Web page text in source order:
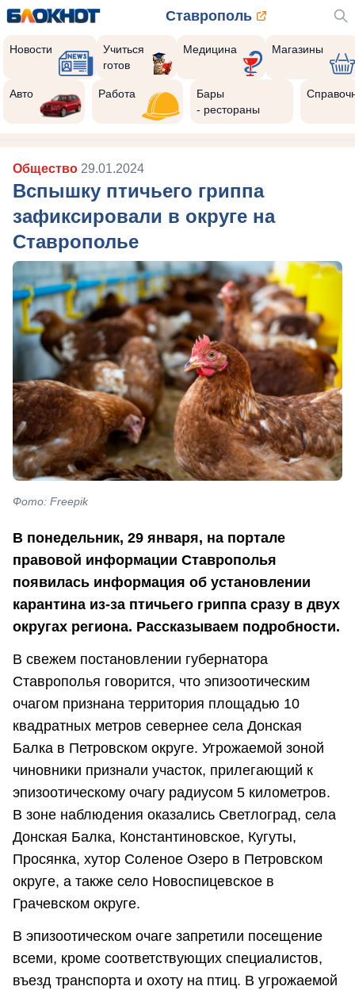
Ставрополь
Новости
Учиться
готов
Медицина Магазины
Авто Работа
Бары
- рестораны
Общество 29.01.2024
Вспышку птичьего гриппа
зафиксировали в округе на
Ставрополье
Фото: Freepik
В понедельник, 29 января, на портале
правовой информации Ставрополья
появилась информация об установлении
карантина из-за птичьего гриппа сразу в двух
округах региона. Рассказываем подробности.
В свежем постановлении губернатора
Ставрополья говорится, что эпизоотическим
очагом признана территория площадью 10
квадратных метров севернее села Донская
Балка в Петровском округе. Угрожаемой зоной
чиновники признали участок, прилегающий к
эпизоотическому очагу радиусом 5 километров.
В зоне наблюдения оказались Светлоград, села
Донская Балка, Константиновское, Кугуты,
Просянка, хутор Соленое Озеро в Петровском
округе, а также село Новоспицевское в
Грачевском округе.
В эпизоотическом очаге запретили посещение
всеми, кроме соответствующих специалистов,
въезд транспорта и охоту на птиц. В угрожаемой